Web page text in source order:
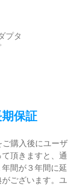
プタ
保証
ご購入後にユーザ
頂きますと、通
間が３年間に延
ございます。ユ